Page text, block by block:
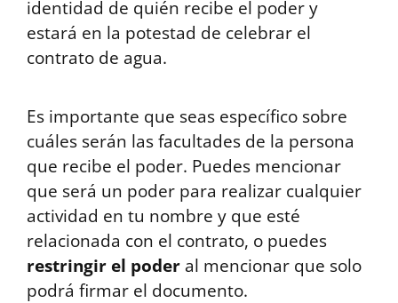
identidad de quién recibe el poder y
estará en la potestad de celebrar el
contrato de agua.
Es importante que seas específico sobre
cuáles serán las facultades de la persona
que recibe el poder. Puedes mencionar
que será un poder para realizar cualquier
actividad en tu nombre y que esté
relacionada con el contrato, o puedes
restringir el poder al mencionar que solo
podrá firmar el documento.